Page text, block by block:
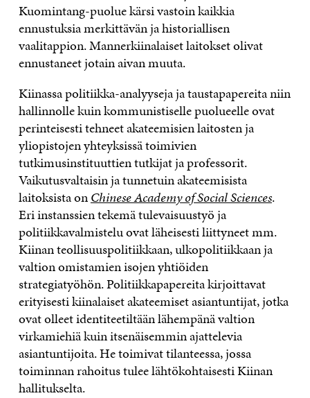
Kuomintang-puolue kärsi vastoin kaikkia
ennustuksia merkittävän ja historiallisen
vaalitappion. Mannerkiinalaiset laitokset olivat
ennustaneet jotain aivan muuta.
Kiinassa politiikka-analyyseja ja taustapapereita niin
hallinnolle kuin kommunistiselle puolueelle ovat
perinteisesti tehneet akateemisien laitosten ja
yliopistojen yhteyksissä toimivien
tutkimusinstituuttien tutkijat ja professorit.
Vaikutusvaltaisin ja tunnetuin akateemisista
laitoksista onChinese Academy of Social Sciences.
Eri instanssien tekemä tulevaisuustyö ja
politiikkavalmistelu ovat läheisesti liittyneet mm.
Kiinan teollisuuspolitiikkaan, ulkopolitiikkaan ja
valtion omistamien isojen yhtiöiden
strategiatyöhön. Politiikkapapereita kirjoittavat
erityisesti kiinalaiset akateemiset asiantuntijat, jotka
ovat olleet identiteetiltään lähempänä valtion
virkamiehiä kuin itsenäisemmin ajattelevia
asiantuntijoita. He toimivat tilanteessa, jossa
toiminnan rahoitus tulee lähtökohtaisesti Kiinan
hallitukselta.